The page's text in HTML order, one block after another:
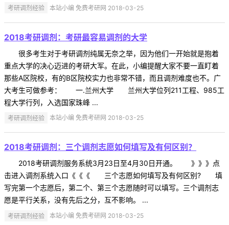
考研调剂经验 本站小编 免费考研网 2018-03-25
2018考研调剂：考研最容易调剂的大学
很多考生对于考研调剂纯属无奈之举，因为他们一开始就是抱着
重点大学的决心迈进的考研大军。在此，小编提醒大家不要一直盯着
那些A区院校，有的B区院校实力也非常不错，而且调剂难度也不。广
大考生可做参考： 一.兰州大学 兰州大学位列211工程、985工
程大学行列，入选国家珠峰 ...
考研调剂经验 本站小编 免费考研网 2018-03-25
2018考研调剂：三个调剂志愿如何填写及有何区别？
2018考研调剂服务系统3月23日至4月30日开通。 》》》点
击进入调剂系统入口《《《 三个志愿如何填写及有何区别? 填
写完第一个志愿后，第二个、第三个志愿随时可以填写。三个调剂志
愿是平行关系，没有先后之分，互不影响。 ...
考研调剂经验 本站小编 免费考研网 2018-03-25